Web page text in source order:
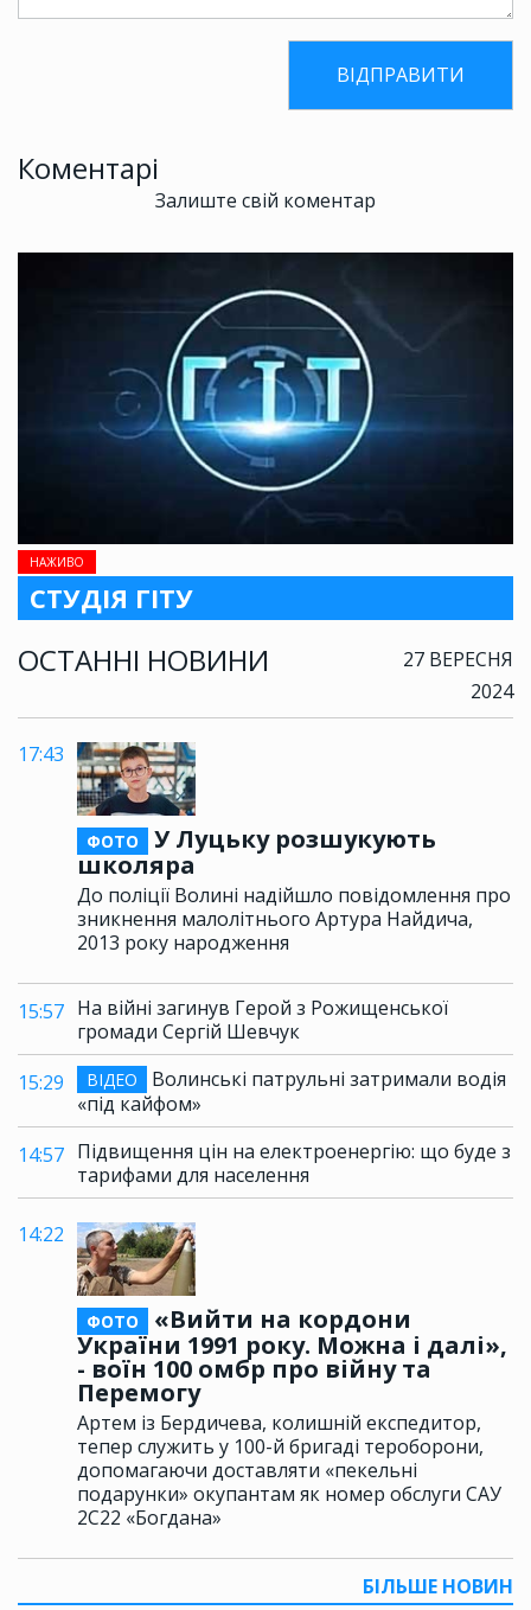
НАЖИВО
СТУДІЯ ГІТУ
ОСТАННІ НОВИНИ
27 ВЕРЕСНЯ
2024
17:43
ФОТО
У Луцьку розшукують
школяра
До поліції Волині надійшло повідомлення про
зникнення малолітнього Артура Найдича,
2013 року народження
15:57 На війні загинув Герой з Рожищенської
громади Сергій Шевчук
15:29
ВІДЕО
Волинські патрульні затримали водія
«під кайфом»
14:57 Підвищення цін на електроенергію: що буде з
тарифами для населення
14:22
ФОТО
«Вийти на кордони
України 1991 року. Можна і далі»,
- воїн 100 омбр про війну та
Перемогу
Артем із Бердичева, колишній експедитор,
тепер служить у 100-й бригаді тероборони,
допомагаючи доставляти «пекельні
подарунки» окупантам як номер обслуги САУ
2С22 «Богдана»
БІЛЬШЕ НОВИН
Коментарі
Залиште свій коментар